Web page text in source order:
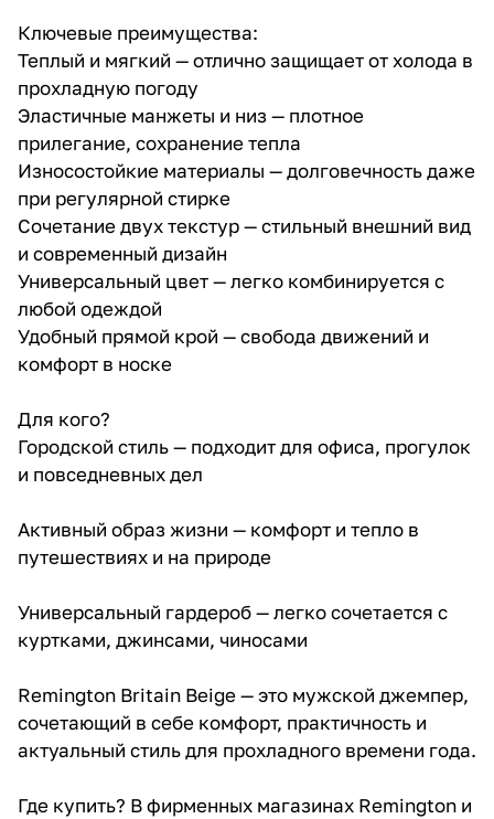
Ключевые преимущества:
Теплый и мягкий — отлично защищает от холода в
прохладную погоду
Эластичные манжеты и низ — плотное
прилегание, сохранение тепла
Износостойкие материалы — долговечность даже
при регулярной стирке
Сочетание двух текстур — стильный внешний вид
и современный дизайн
Универсальный цвет — легко комбинируется с
любой одеждой
Удобный прямой крой — свобода движений и
комфорт в носке
Для кого?
Городской стиль — подходит для офиса, прогулок
и повседневных дел
Активный образ жизни — комфорт и тепло в
путешествиях и на природе
Универсальный гардероб — легко сочетается с
куртками, джинсами, чиносами
Remington Britain Beige — это мужской джемпер,
сочетающий в себе комфорт, практичность и
актуальный стиль для прохладного времени года.
Где купить? В фирменных магазинах Remington и